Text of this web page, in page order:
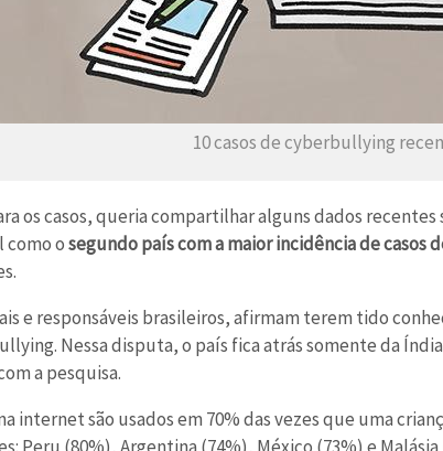
10 casos de cyberbullying
os casos, queria compartilhar alguns dados
como osegundo país com a maior incidência de casos
e responsáveis brasileiros, afirmam terem tido
Nessa disputa, o país fica atrás somente da
a pesquisa.
internet são usados em 70% das vezes que uma